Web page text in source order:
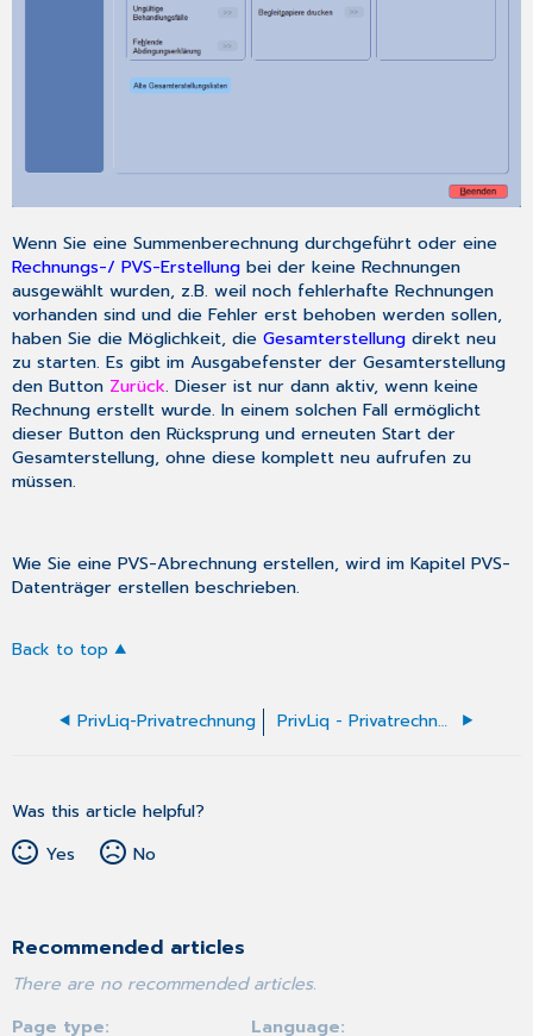
Wenn Sie eine Summenberechnung durchgeführt oder eine
Rechnungs-/ PVS-Erstellung bei der keine Rechnungen
ausgewählt wurden, z.B. weil noch fehlerhafte Rechnungen
vorhanden sind und die Fehler erst behoben werden sollen,
haben Sie die Möglichkeit, dieGesamterstellung direkt neu
zu starten. Es gibt im Ausgabefenster der Gesamterstellung
den Button Zurück. Dieser ist nur dann aktiv, wenn keine
Rechnung erstellt wurde. In einem solchen Fall ermöglicht
dieser Button den Rücksprung und erneuten Start der
Gesamterstellung, ohne diese komplett neu aufrufen zu
müssen.
Wie Sie eine PVS-Abrechnung erstellen, wird im KapitelPVS-
Datenträger erstellen beschrieben.
Back to top
PrivLiq-Privatrechnung PrivLiq - Privatrechnung - Proberechnungen erstellen
Was this article helpful?
Yes
No
Recommended articles
There are no recommended articles.
Page type
Language